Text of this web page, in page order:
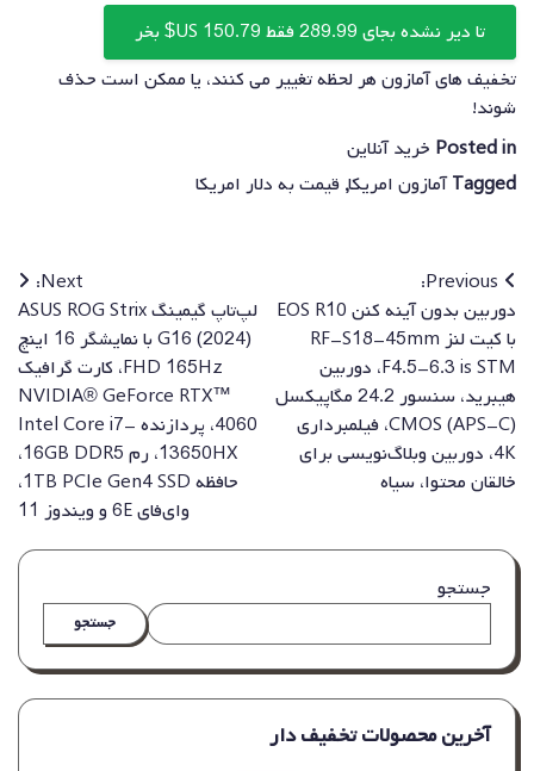
تا دیر نشده بجای 289.99 فقط 150.79 US$ بخر
تخفیف های آمازون هر لحظه تغییر می کنند، یا ممکن است حذف
شوند!
Posted in خرید آنلاین
Tagged آمازون امریکا, قیمت به دلار امریکا
راهبری
نوشته
Previous:
دوربین بدون آینه کنن EOS R10
با کیت لنز RF-S18-45mm
F4.5-6.3 is STM، دوربین
هیبرید، سنسور 24.2 مگاپیکسل
CMOS (APS-C)، فیلمبرداری
4K، دوربین وبلاگ‌نویسی برای
خالقان محتوا، سیاه
Next:
لپ‌تاپ گیمینگ ASUS ROG Strix
G16 (2024) با نمایشگر 16 اینچ
FHD 165Hz، کارت گرافیک
NVIDIA® GeForce RTX™
4060، پردازنده Intel Core i7-
13650HX، رم 16GB DDR5،
حافظه 1TB PCIe Gen4 SSD،
وای‌فای 6E و ویندوز 11
جستجو
جستجو
آخرین محصولات تخفیف دار